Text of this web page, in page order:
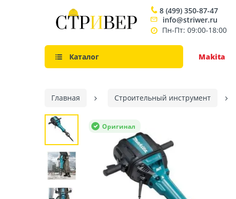
8 (499) 350-87-47
info@striwer.ru
Пн-Пт: 09:00-18:00
Каталог Makita
Главная Строительный инструмент
Оригинал